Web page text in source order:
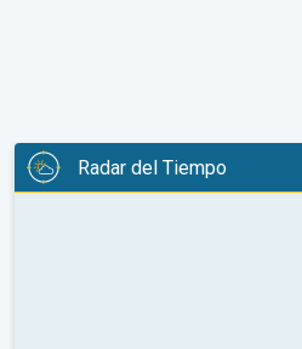
Radar del Tiempo